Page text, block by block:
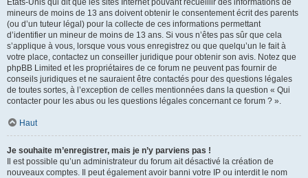
États-Unis qui dit que les sites Internet pouvant recueillir des informations de
mineurs de moins de 13 ans doivent obtenir le consentement écrit des parents
(ou d’un tuteur légal) pour la collecte de ces informations permettant
d’identifier un mineur de moins de 13 ans. Si vous n’êtes pas sûr que cela
s’applique à vous, lorsque vous vous enregistrez ou que quelqu’un le fait à
votre place, contactez un conseiller juridique pour obtenir son avis. Notez que
phpBB Limited et les propriétaires de ce forum ne peuvent pas fournir de
conseils juridiques et ne sauraient être contactés pour des questions légales
de toutes sortes, à l’exception de celles mentionnées dans la question « Qui
contacter pour les abus ou les questions légales concernant ce forum ? ».
Haut
Je souhaite m’enregistrer, mais je n’y parviens pas !
Il est possible qu’un administrateur du forum ait désactivé la création de
nouveaux comptes. Il peut également avoir banni votre IP ou interdit le nom